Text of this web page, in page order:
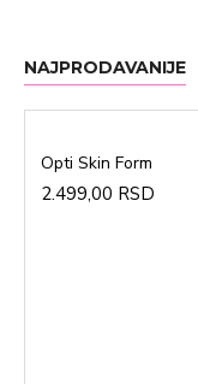
NAJPRODAVANIJE
Opti Skin Form
2.499,00 RSD